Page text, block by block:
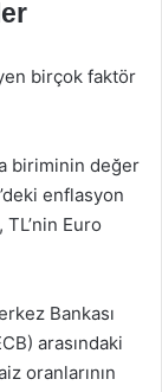
birçok faktör
biriminin değer
enflasyon
Euro
Bankası
arasındaki
oranlarının